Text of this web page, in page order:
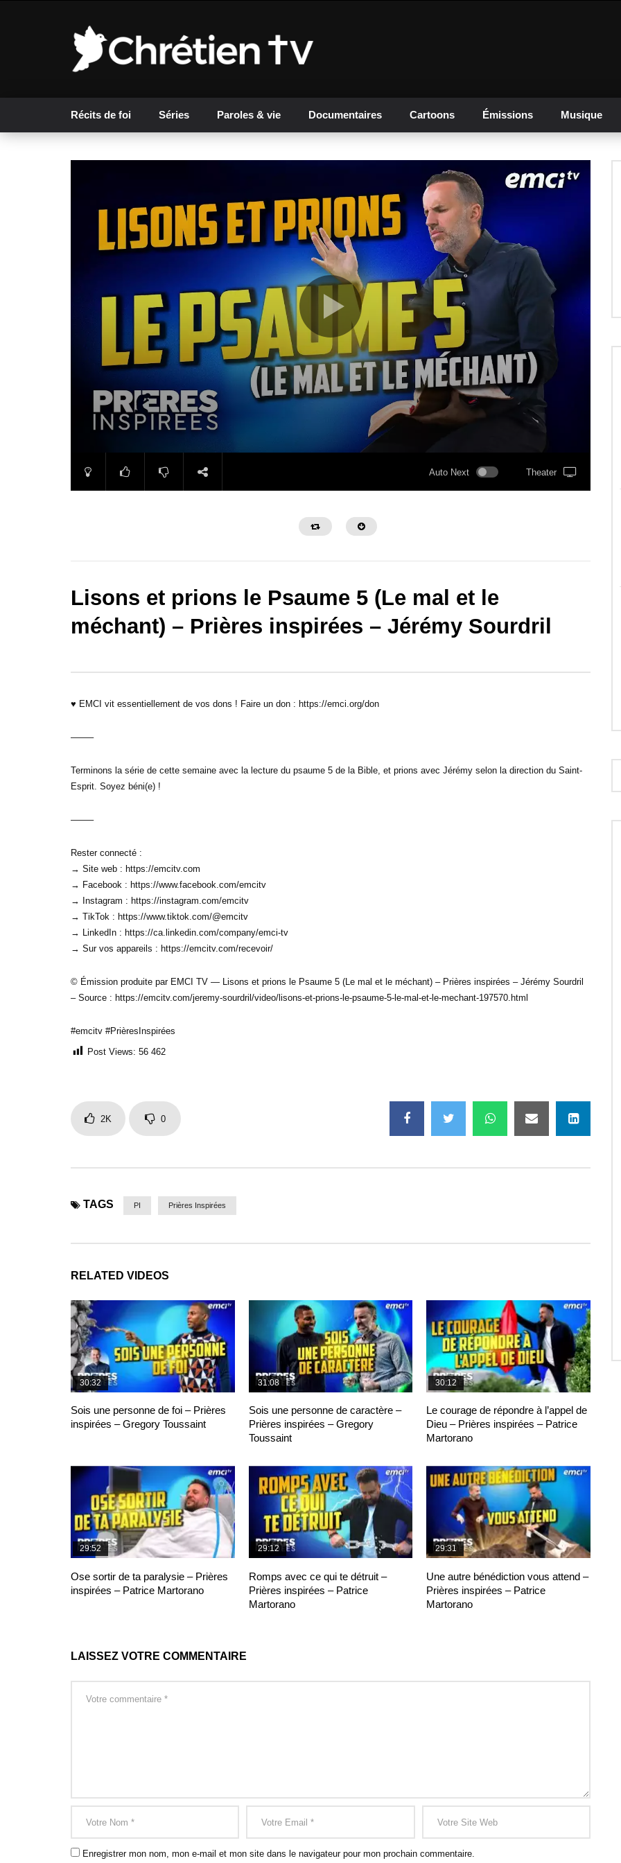
Récits de foi Séries Paroles & vie Documentaires Cartoons Émissions Musique
Auto Next Theater
Lisons et prions le Psaume 5 (Le mal et le
méchant) – Prières inspirées – Jérémy Sourdril
♥ EMCI vit essentiellement de vos dons ! Faire un don : https://emci.org/don
——–
Terminons la série de cette semaine avec la lecture du psaume 5 de la Bible, et prions avec Jérémy selon la direction du Saint-
Esprit. Soyez béni(e) !
——–
Rester connecté :
→ Site web : https://emcitv.com
→ Facebook : https://www.facebook.com/emcitv
→ Instagram : https://instagram.com/emcitv
→ TikTok : https://www.tiktok.com/@emcitv
→ LinkedIn : https://ca.linkedin.com/company/emci-tv
→ Sur vos appareils : https://emcitv.com/recevoir/
© Émission produite par EMCI TV — Lisons et prions le Psaume 5 (Le mal et le méchant) – Prières inspirées – Jérémy Sourdril
– Source : https://emcitv.com/jeremy-sourdril/video/lisons-et-prions-le-psaume-5-le-mal-et-le-mechant-197570.html
#emcitv #PrièresInspirées
Post Views: 56 462
2K 0
TAGS PI Prières Inspirées
RELATED VIDEOS
30:32
Sois une personne de foi – Prières
inspirées – Gregory Toussaint
31:08
Sois une personne de caractère –
Prières inspirées – Gregory
Toussaint
30:12
Le courage de répondre à l’appel de
Dieu – Prières inspirées – Patrice
Martorano
29:52
Ose sortir de ta paralysie – Prières
inspirées – Patrice Martorano
29:12
Romps avec ce qui te détruit –
Prières inspirées – Patrice
Martorano
29:31
Une autre bénédiction vous attend –
Prières inspirées – Patrice
Martorano
LAISSEZ VOTRE COMMENTAIRE
Enregistrer mon nom, mon e-mail et mon site dans le navigateur pour mon prochain commentaire.